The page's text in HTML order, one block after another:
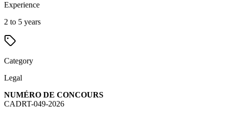
Experience
2 to 5 years
Category
Legal
NUMÉRO DE CONCOURS
CADRT-049-2026